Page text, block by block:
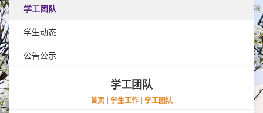
学工团队
学生动态
公告公示
学工团队
首页 学生工作 学工团队